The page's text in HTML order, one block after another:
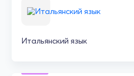
Итальянский язык